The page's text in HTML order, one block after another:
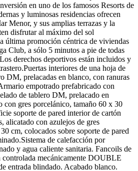
en uno de los famosos Resorts de
y luminosas residencias ofrecen
Menor, y sus amplias terrazas y la
disfrutar al máximo del sol
última promoción céntrica de viviendas
Club, a sólo 5 minutos a pie de todas
derechos deportivos están incluidos y
interiores de una hoja de
DM, prelacadas en blanco, con ranuras
empotrado prefabricado con
de tablero DM, prelacado en
con gres porcelánico, tamaño 60 x 30
soporte de pared interior de cartón
alicatado con azulejos de gres
cm, colocados sobre soporte de pared
de calefacción por
y agua caliente sanitaria. Fancoils de
mecánicamente DOUBLE
entrada blindado. Acabado blanco.